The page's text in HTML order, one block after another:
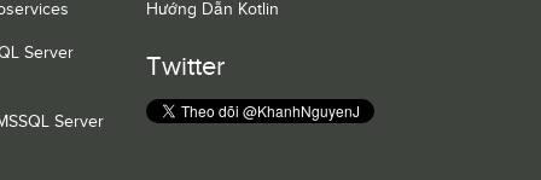
Server
Server
Hướng Dẫn Kotlin
Twitter